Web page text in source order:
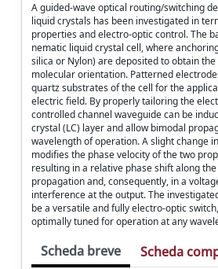
A guided-wave optical routing/switching
liquid crystals has been investigated in
properties and electro-optic control. The
nematic liquid crystal cell, where
silica or Nylon) are deposited to obtain
molecular orientation. Patterned
quartz substrates of the cell for the
electric field. By properly tailoring the
controlled channel waveguide can be
crystal (LC) layer and allow bimodal
wavelength of operation. A slight change
modifies the phase velocity of the two
resulting in a relative phase shift along
propagation and, consequently, in a
interference at the output. The
be a versatile and fully electro-optic
optimally tuned for operation at any
Scheda breve Scheda